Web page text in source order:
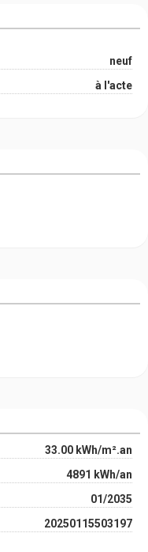
neuf
à l'acte
33.00 kWh/m².an
4891 kWh/an
01/2035
20250115503197